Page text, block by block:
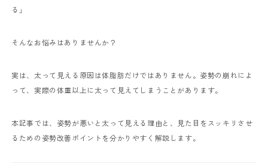
る」
そんなお悩みはありませんか？
実は、太って見える原因は体脂肪だけではありません。 姿勢の崩れによ
って、実際の体重以上に太って見えてしまうことがあります。
本記事では、姿勢が悪いと太って見える理由と、見た目をスッキリさせ
るための姿勢改善ポイントを分かりやすく解説します。